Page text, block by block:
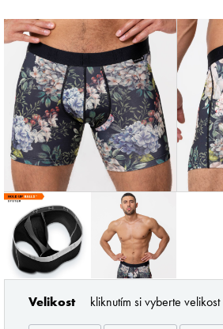
Velikost kliknutím si vyberte velikost
ZOBRAZIT
PODLE CENY